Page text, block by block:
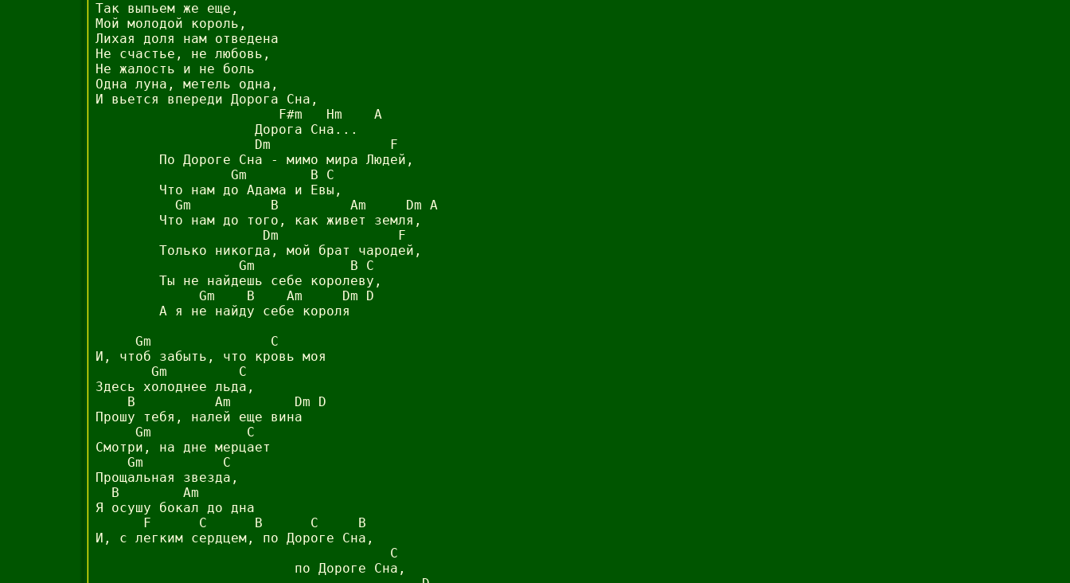
Так выпьем же еще,
Мой молодой король,
Лихая доля нам отведена
Не счастье, не любовь,
Не жалость и не боль
Одна луна, метель одна,
И вьется впереди Дорога Сна,
                       F#m   Hm    A
                    Дорога Сна...
                    Dm               F
        По Дороге Сна - мимо мира Людей,
                 Gm        B C
        Что нам до Адама и Евы,
          Gm          B         Am     Dm A
        Что нам до того, как живет земля,
                     Dm               F
        Только никогда, мой брат чародей,
                  Gm            B C
        Ты не найдешь себе королеву,
             Gm    B    Am     Dm D
        А я не найду себе короля
     Gm               C
И, чтоб забыть, что кровь моя
       Gm         C
Здесь холоднее льда,
    B          Am        Dm D
Прошу тебя, налей еще вина
     Gm            C
Смотри, на дне мерцает
    Gm          C
Прощальная звезда,
  B        Am
Я осушу бокал до дна
      F      C      B      C     B
И, с легким сердцем, по Дороге Сна,
                                     C
                         по Дороге Сна,